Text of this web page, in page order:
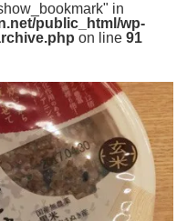
in
public_html/wp-
on line 91